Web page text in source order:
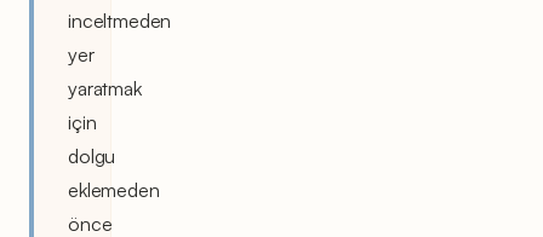
inceltmeden
yer
yaratmak
için
dolgu
eklemeden
önce